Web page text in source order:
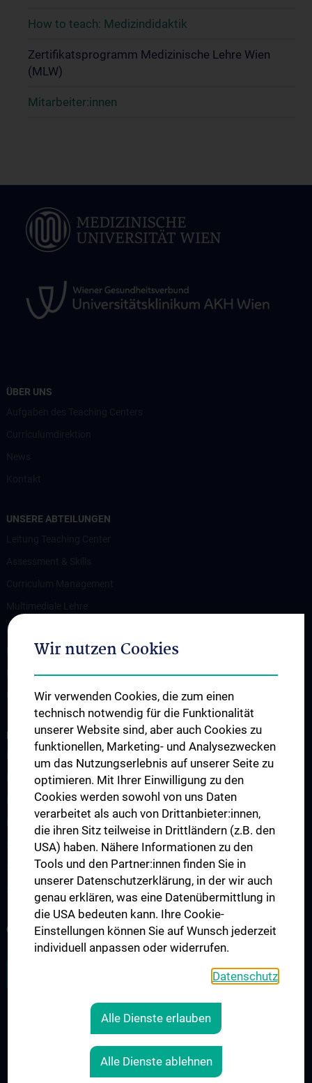
How to teach: Medizindidaktik
Zertifikatsprogramm Medizinische Lehre Wien
(MLW)
Mitarbeiter:innen
ÜBER UNS
UNSERE ABTEILUNGEN
Medizindidaktik
Research Unit für Curriculumentwicklung
Ressourcen-Management
Unit für Postgraduelle Aus- und Weiterbildung
LEHRE UND PROJEKTE
Mentoring-Programme
Infos für Lehrende
Integriertes Klinisch-Praktisches Propädeutikum (IKPP/OSCE)
Simulationspatient:innen-Programm (SPP)
Skills Lines Humanmedizin
COMPUTER LERN STUDIO - CLS
COOKIE-EINSTELLUNGEN
Wir nutzen Cookies
Wir verwenden Cookies, die zum einen
technisch notwendig für die Funktionalität
unserer Website sind, aber auch Cookies zu
funktionellen, Marketing- und Analysezwecken
um das Nutzungserlebnis auf unserer Seite zu
optimieren. Mit Ihrer Einwilligung zu den
Cookies werden sowohl von uns Daten
verarbeitet als auch von Drittanbieter:innen,
die ihren Sitz teilweise in Drittländern (z.B. den
USA) haben. Nähere Informationen zu den
Tools und den Partner:innen finden Sie in
unserer Datenschutzerklärung, in der wir auch
genau erklären, was eine Datenübermittlung in
die USA bedeuten kann. Ihre Cookie-
Einstellungen können Sie auf Wunsch jederzeit
individuell anpassen oder widerrufen.
Datenschutz
Alle Dienste erlauben
Alle Dienste ablehnen